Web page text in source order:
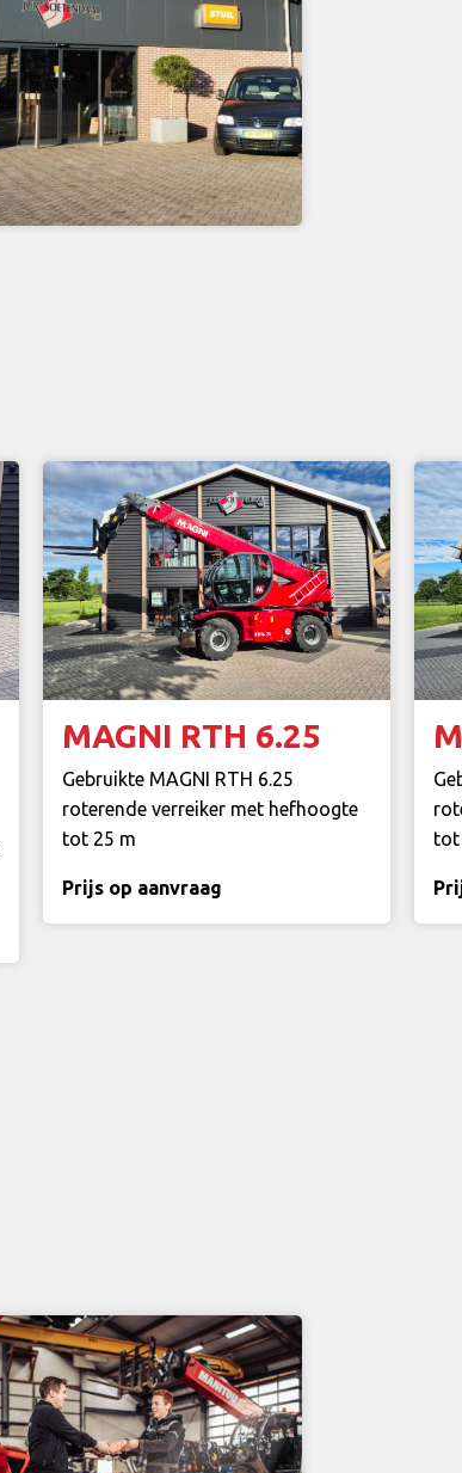
MAGNI RTH 6.25
Gebruikte MAGNI RTH 6.25
roterende verreiker met hefhoogte
tot 25 m
Prijs op aanvraag
tot